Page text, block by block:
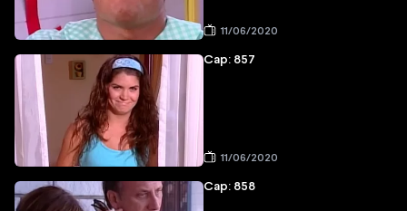
11/06/2020
Cap: 857
11/06/2020
Cap: 858